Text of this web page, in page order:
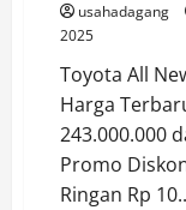
usahadagang
2025
Toyota All
Harga
243.000.000
Promo
Ringan Rp